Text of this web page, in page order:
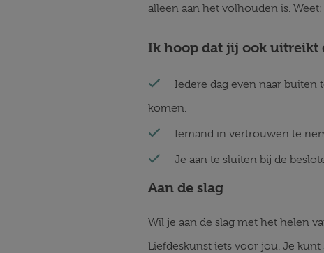
alleen aan het volhouden is.
Ik hoop dat jij ook uitreikt
Iedere dag even naar buiten
komen.
Iemand in vertrouwen te
Je aan te sluiten bij de
Aan de slag
Wil je aan de slag met het helen
Liefdeskunst iets voor jou. Je kunt